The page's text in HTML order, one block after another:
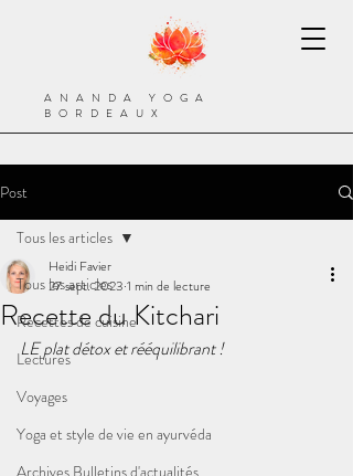
ANANDA YOGA
BORDEAUX
Post
Tous les articles
Recettes de cuisine
Lectures
Voyages
Yoga et style de vie en ayurvéda
Archives Bulletins d'actualités
Tous les articles
Recette du Kitchari
Heidi Favier
27 sept. 2023 1 min de lecture
LE plat détox et rééquilibrant !